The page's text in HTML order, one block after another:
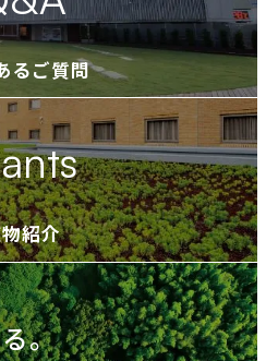
るご質問
紹介
。